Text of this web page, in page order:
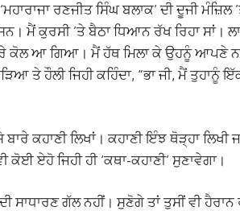
ਰਣਜੀਤ ਸਿੰਘ ਬਲਾਕ’ ਦੀ ਦੂਜੀ ਮੰਜ਼ਿਲ
ਮੈਂ ਕੁਰਸੀ ’ਤੇ ਬੈਠਾ ਧਿਆਨ ਰੱਖ ਰਿਹਾ ਸਾਂ।
ਮੇਰੇ ਕੋਲ ਆ ਗਿਆ। ਮੈਂ ਹੱਥ ਮਿਲਾ ਕੇ ਉਹਨੂੰ ਆਪਣੇ
ਤੇ ਹੌਲੀ ਜਿਹੀ ਕਹਿੰਦਾ, “ਭਾ ਜੀ, ਮੈਂ ਤੁਹਾਨੂੰ
ਕਹਾਣੀ ਲਿਖਾਂ। ਕਹਾਣੀ ਇੰਝ ਥੋੜ੍ਹਾ ਲਿਖੀ
ਏਹੋ ਜਿਹੀ ਹੀ ‘ਕਥਾ-ਕਹਾਣੀ’ ਸੁਣਾਵੇਗਾ।
ਗੱਲ ਨਹੀਂ। ਸੁਣੋਗੇ ਤਾਂ ਤੁਸੀਂ ਵੀ ਹੈਰਾਨ